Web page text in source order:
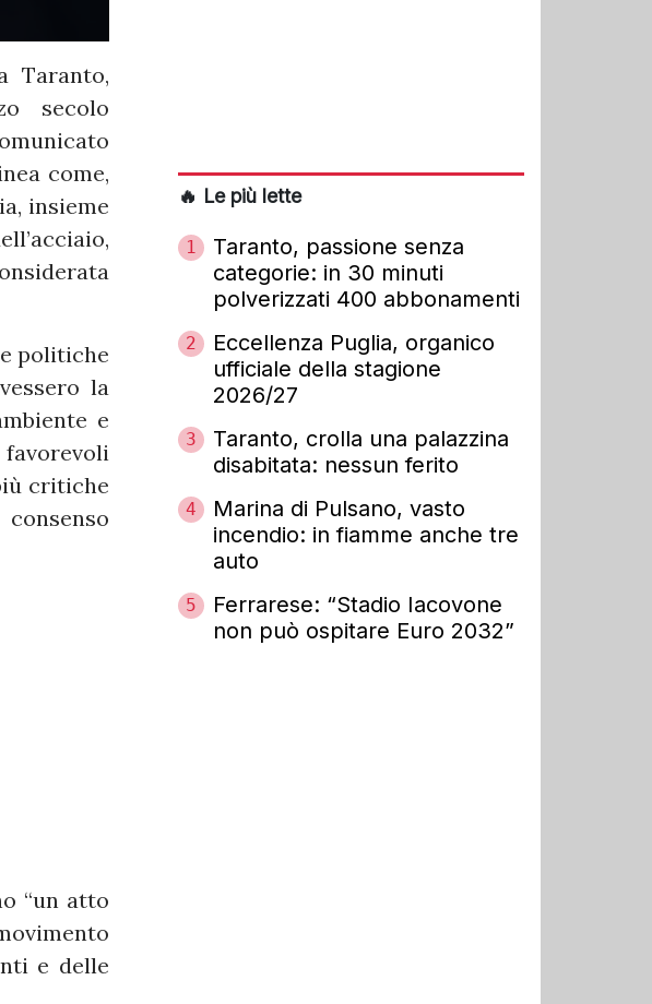
Taranto,
secolo
come,
insieme
politiche
la
e
critiche
“un atto
e delle
🔥 Le più lette
1
Taranto, passione senza
categorie: in 30 minuti
polverizzati 400 abbonamenti
2
Eccellenza Puglia, organico
ufficiale della stagione
2026/27
3
Taranto, crolla una palazzina
disabitata: nessun ferito
4
Marina di Pulsano, vasto
incendio: in fiamme anche tre
auto
5
Ferrarese: “Stadio Iacovone
non può ospitare Euro 2032”